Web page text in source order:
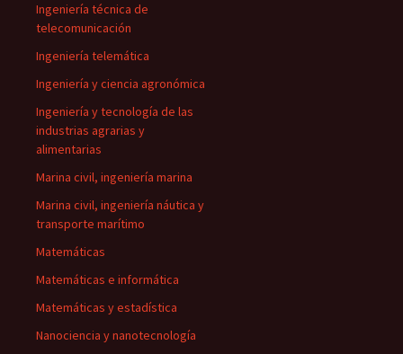
Ingeniería técnica de
telecomunicación
Ingeniería telemática
Ingeniería y ciencia agronómica
Ingeniería y tecnología de las
industrias agrarias y
alimentarias
Marina civil, ingeniería marina
Marina civil, ingeniería náutica y
transporte marítimo
Matemáticas
Matemáticas e informática
Matemáticas y estadística
Nanociencia y nanotecnología